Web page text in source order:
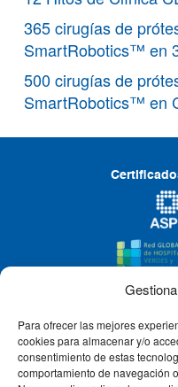
Para ofrecer las mejores
cookies para almacenar y/o
consentimiento de estas
comportamiento de navegación
365 cirugías de
SmartRobotics™ en
500 cirugías de
SmartRobotics™ en
CLÍNICA CEMTRO